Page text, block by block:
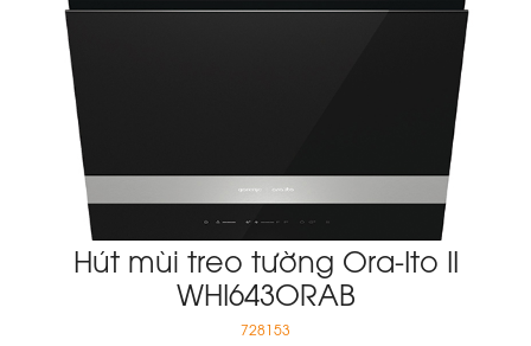
Hút mùi treo tường Ora-Ito II
WHI643ORAB
728153